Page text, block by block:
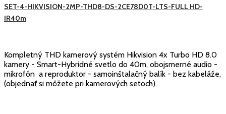
SET-4-HIKVISION-2MP-THD8-DS-2CE78D0T-LTS-FULL HD-
IR40m
Kompletný THD kamerový systém Hikvision 4x Turbo HD 8.0
kamery - Smart-Hybridné svetlo do 40m, obojsmerné audio -
mikrofón a reproduktor - samoinštalačný balík - bez kabeláže,
(objednať si môžete pri kamerových setoch).